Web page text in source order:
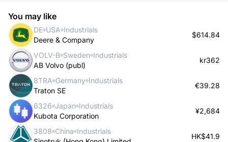
You may like
DE USA Industrials
Deere & Company
$614.84
VOLV-B Sweden Industrials
AB Volvo (publ)
kr362
8TRA Germany Industrials
Traton SE
€39.28
6326 Japan Industrials
Kubota Corporation
¥2,684
3808 China Industrials
HK$41.9